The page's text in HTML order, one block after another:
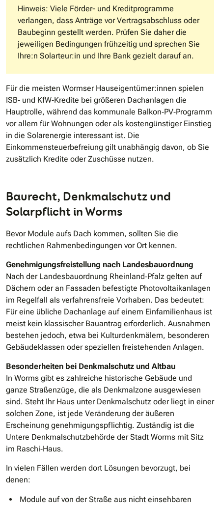
Hinweis: Viele Förder- und Kreditprogramme
verlangen, dass Anträge vor Vertragsabschluss oder
Baubeginn gestellt werden. Prüfen Sie daher die
jeweiligen Bedingungen frühzeitig und sprechen Sie
Ihre:n Solarteur:in und Ihre Bank gezielt darauf an.
Für die meisten Wormser Hauseigentümer:innen spielen
ISB‐ und KfW‐Kredite bei größeren Dachanlagen die
Hauptrolle, während das kommunale Balkon‐PV‐Programm
vor allem für Wohnungen oder als kostengünstiger Einstieg
in die Solarenergie interessant ist. Die
Einkommensteuerbefreiung gilt unabhängig davon, ob Sie
zusätzlich Kredite oder Zuschüsse nutzen.
Baurecht, Denkmalschutz und
Solarpflicht in Worms
Bevor Module aufs Dach kommen, sollten Sie die
rechtlichen Rahmenbedingungen vor Ort kennen.
Genehmigungsfreistellung nach Landesbauordnung
Nach der Landesbauordnung Rheinland‐Pfalz gelten auf
Dächern oder an Fassaden befestigte Photovoltaikanlagen
im Regelfall als verfahrensfreie Vorhaben. Das bedeutet:
Für eine übliche Dachanlage auf einem Einfamilienhaus ist
meist kein klassischer Bauantrag erforderlich. Ausnahmen
bestehen jedoch, etwa bei Kulturdenkmälern, besonderen
Gebäudeklassen oder speziellen freistehenden Anlagen.
Besonderheiten bei Denkmalschutz und Altbau
In Worms gibt es zahlreiche historische Gebäude und
ganze Straßenzüge, die als Denkmalzone ausgewiesen
sind. Steht Ihr Haus unter Denkmalschutz oder liegt in einer
solchen Zone, ist jede Veränderung der äußeren
Erscheinung genehmigungspflichtig. Zuständig ist die
Untere Denkmalschutzbehörde der Stadt Worms mit Sitz
im Raschi‐Haus.
In vielen Fällen werden dort Lösungen bevorzugt, bei
denen:
Module auf von der Straße aus nicht einsehbaren